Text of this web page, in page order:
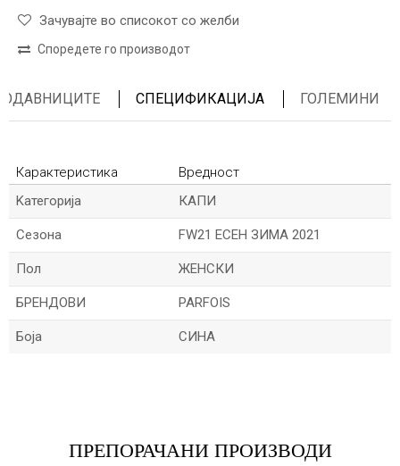
Зачувајте во списокот со желби
Споредете го производот
СПЕЦИФИКАЦИЈА ГОЛЕМИНИ
Карактеристика
Вредност
Kатегорија
КАПИ
Сезона FW21 ЕСЕН ЗИМА 2021
Пол ЖЕНСКИ
БРЕНДОВИ PARFOIS
Боја СИНА
ПРЕПОРАЧАНИ ПРОИЗВОДИ